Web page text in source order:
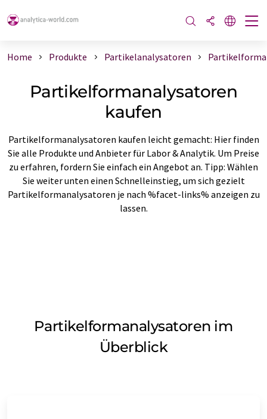
Home Produkte Partikelanalysatoren
Partikelformanalysatoren
kaufen
Partikelformanalysatoren kaufen leicht gemacht: Hier finden
Sie alle Produkte und Anbieter für Labor & Analytik. Um Preise
zu erfahren, fordern Sie einfach ein Angebot an. Tipp: Wählen
Sie weiter unten einen Schnelleinstieg, um sich gezielt
Partikelformanalysatoren je nach %facet-links% anzeigen zu
lassen.
Partikelformanalysatoren im
Überblick